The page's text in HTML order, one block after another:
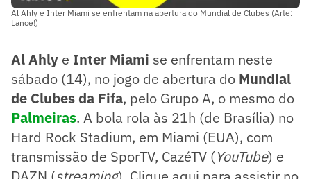
Al Ahly e Inter Miami se enfrentam na abertura do Mundial de Clubes (Arte:
Lance!)
Al Ahly e Inter Miami se enfrentam neste
sábado (14), no jogo de abertura do Mundial
de Clubes da Fifa, pelo Grupo A, o mesmo do
Palmeiras. A bola rola às 21h (de Brasília) no
Hard Rock Stadium, em Miami (EUA), com
transmissão de SporTV, CazéTV (YouTube) e